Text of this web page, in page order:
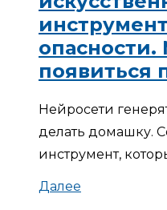
появиться
Нейросети
делать домашку.
инструмент,
Далее